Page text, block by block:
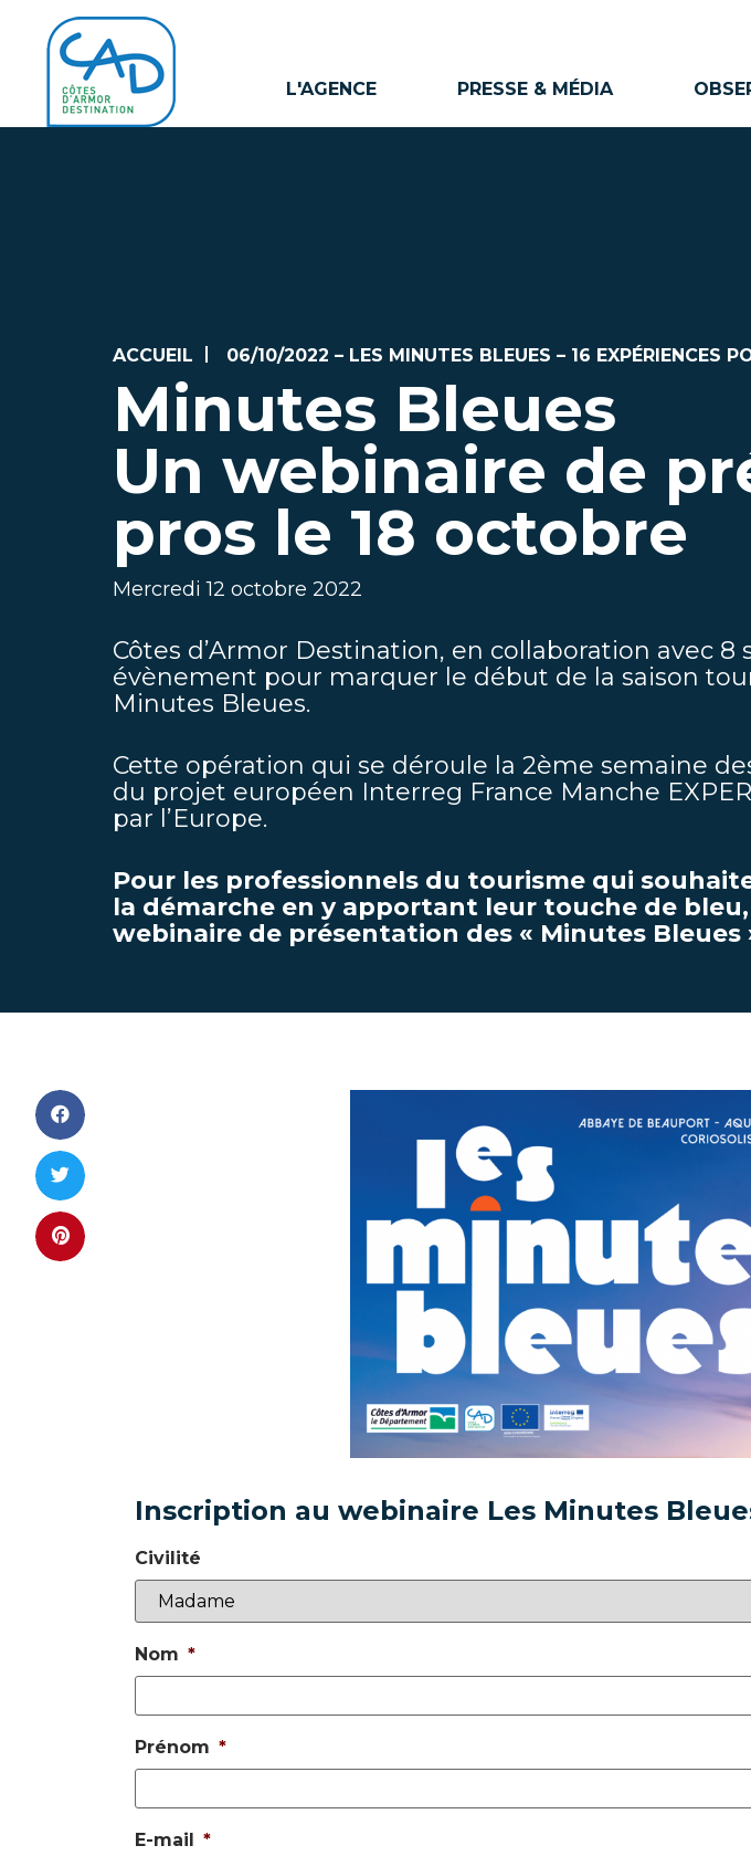
L'AGENCE PRESSE & MÉDIA
ACCUEIL 06/10/2022 – LES MINUTES BLEUES – 16 EXPÉRIENCES
Minutes Bleues
Un webinaire de
pros le 18 octobre
Mercredi 12 octobre 2022
Côtes d’Armor Destination, en collaboration avec
évènement pour marquer le début de la saison
Minutes Bleues.
Cette opération qui se déroule la 2ème semaine
du projet européen Interreg France Manche
par l’Europe.
Pour les professionnels du tourisme qui
la démarche en y apportant leur touche de
webinaire de présentation des « Minutes Bleues
Inscription au webinaire Les Minutes
Civilité
Nom *
Prénom *
E-mail *